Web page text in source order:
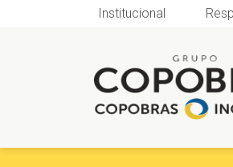
Institucional